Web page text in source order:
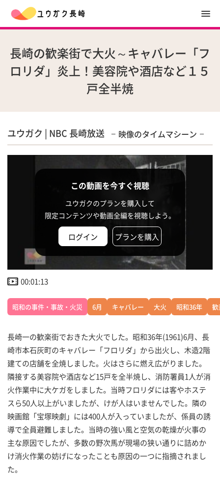
長崎の歓楽街で大火～キャバレー「フ
ロリダ」炎上！美容院や酒店など１５
戸全半焼
ユウガク | NBC 長崎放送 映像のタイムマシーン
この動画を今すぐ視聴
ユウガクのプランを購入して
限定コンテンツや動画全編を視聴しよう。
ログイン プランを購入
00:01:13
昭和の事件・事故・火災 6月 キャバレー 大火 昭和36年
長崎一の歓楽街でおきた大火でした。昭和36年(1961)6月、長
崎市本石灰町のキャバレー「フロリダ」から出火し、木造2階
建ての店舗を全焼しました。火はさらに燃え広がりました。
隣接する美容院や酒店など15戸を全半焼し、消防署員1人が消
火作業中に大ケガをしました。当時フロリダには客やホステ
スら50人以上がいましたが、けが人はいませんでした。隣の
映画館「宝塚映劇」には400人が入っていましたが、係員の誘
導で全員避難しました。当時の強い風と空気の乾燥が火事の
主な原因でしたが、多数の野次馬が現場の狭い通りに詰めか
け消火作業の妨げになったことも原因の一つに指摘されまし
た。